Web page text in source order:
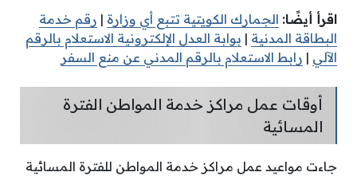
اقرأ أيضًا: الجمارك الكويتية تتبع أي وزارة | رقم خدمة
البطاقة المدنية | بوابة العدل الإلكترونية الاستعلام بالرقم
الآلي | رابط الاستعلام بالرقم المدني عن منع السفر
أوقات عمل مراكز خدمة المواطن الفترة
المسائية
جاءت مواعيد عمل مراكز خدمة المواطن للفترة المسائية